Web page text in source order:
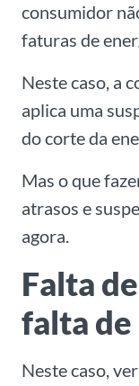
consumidor
faturas de
Neste caso, a
aplica uma
do corte da
Mas o que
atrasos e
agora.
Falta
falta
Neste caso,